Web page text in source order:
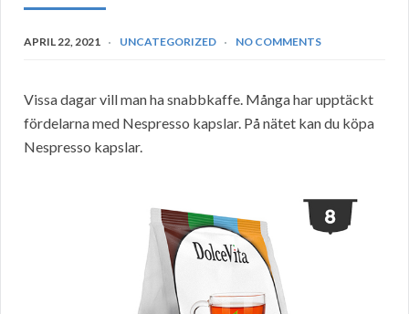
APRIL 22, 2021 UNCATEGORIZED NO COMMENTS
Vissa dagar vill man ha snabbkaffe. Många har upptäckt
fördelarna med Nespresso kapslar. På nätet kan du köpa
Nespresso kapslar.